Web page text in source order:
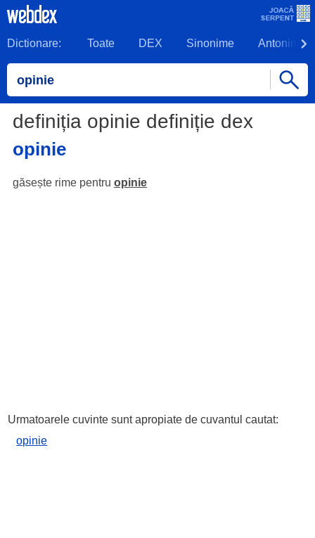
Dictionare: Toate DEX Sinonime Antonime
definiția opinie definiție dex
opinie
găsește rime pentru opinie
Urmatoarele cuvinte sunt apropiate de cuvantul cautat:
opinie